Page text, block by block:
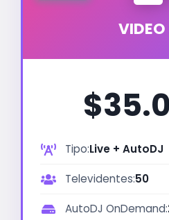
Tipo:Live + AutoDJ
Televidentes:50
AutoDJ OnDemand: